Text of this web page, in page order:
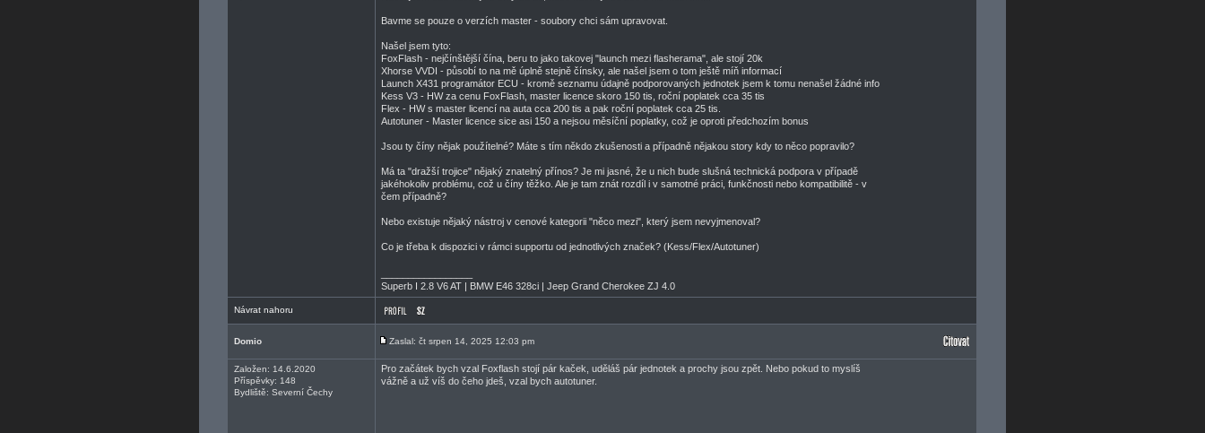
Bavme se pouze o verzích master - soubory chci sám upravovat.
Našel jsem tyto:
FoxFlash - nejčínštější čína, beru to jako takovej "launch mezi flasherama", ale stojí 20k
Xhorse VVDI - působí to na mě úplně stejně čínsky, ale našel jsem o tom ještě míň informací
Launch X431 programátor ECU - kromě seznamu údajně podporovaných jednotek jsem k tomu nenašel žádné info
Kess V3 - HW za cenu FoxFlash, master licence skoro 150 tis, roční poplatek cca 35 tis
Flex - HW s master licencí na auta cca 200 tis a pak roční poplatek cca 25 tis.
Autotuner - Master licence sice asi 150 a nejsou měsíční poplatky, což je oproti předchozím bonus
Jsou ty číny nějak použítelné? Máte s tím někdo zkušenosti a případně nějakou story kdy to něco popravilo?
Má ta "dražší trojice" nějaký znatelný přínos? Je mi jasné, že u nich bude slušná technická podpora v případě
jakéhokoliv problému, což u číny těžko. Ale je tam znát rozdíl i v samotné práci, funkčnosti nebo kompatibilitě - v
čem případně?
Nebo existuje nějaký nástroj v cenové kategorii "něco mezi", který jsem nevyjmenoval?
Co je třeba k dispozici v rámci supportu od jednotlivých značek? (Kess/Flex/Autotuner)
Superb I 2.8 V6 AT | BMW E46 328ci | Jeep Grand Cherokee ZJ 4.0
Návrat nahoru
Domio Zaslal: čt srpen 14, 2025 12:03 pm
Založen: 14.6.2020
Příspěvky: 148
Bydliště: Severní Čechy
Pro začátek bych vzal Foxflash stojí pár kaček, uděláš pár jednotek a prochy jsou zpět. Nebo pokud to myslíš
vážně a už víš do čeho jdeš, vzal bych autotuner.